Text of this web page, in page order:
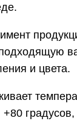
и цвета.
градусов,